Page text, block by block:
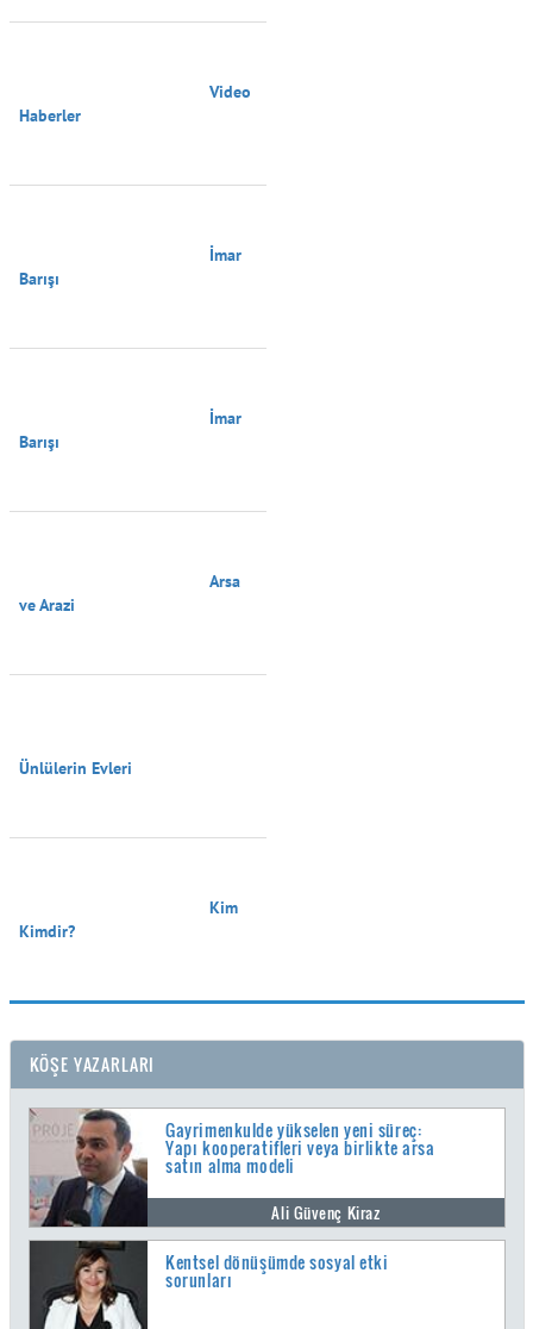
Haberler
Barışı
Barışı
ve Arazi
Ünlülerin Evleri
Kimdir?
KÖŞE YAZARLARI
Gayrimenkulde yükselen yeni süreç:
Yapı kooperatifleri veya birlikte arsa
satın alma modeli
Ali Güvenç Kiraz
Kentsel dönüşümde sosyal etki
sorunları